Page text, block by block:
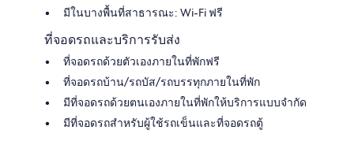
มีในบางพื้นที่สาธารณะ: Wi-Fi ฟรี
ที่จอดรถและบริการรับส่ง
ที่จอดรถด้วยตัวเองภายในที่พักฟรี
ที่จอดรถบ้าน/รถบัส/รถบรรทุกภายในที่พัก
มีที่จอดรถด้วยตนเองภายในที่พักให้บริการแบบจำกัด
มีที่จอดรถสำหรับผู้ใช้รถเข็นและที่จอดรถตู้